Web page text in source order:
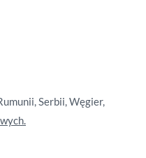
Serbii, Węgier,